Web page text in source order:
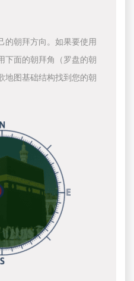
的朝拜方向。如果要使用
下面的朝拜角（罗盘的朝
地图基础结构找到您的朝